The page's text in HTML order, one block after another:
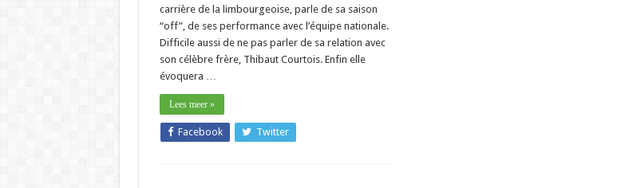
carrière de la limbourgeoise, parle de sa saison
“off”, de ses performance avec l’équipe nationale.
Difficile aussi de ne pas parler de sa relation avec
son célèbre frère, Thibaut Courtois. Enfin elle
évoquera …
Lees meer »
Facebook Twitter